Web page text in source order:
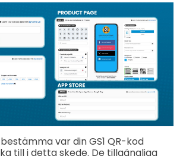
var din GS1 QR-kod
till i detta skede. De tillgängliga